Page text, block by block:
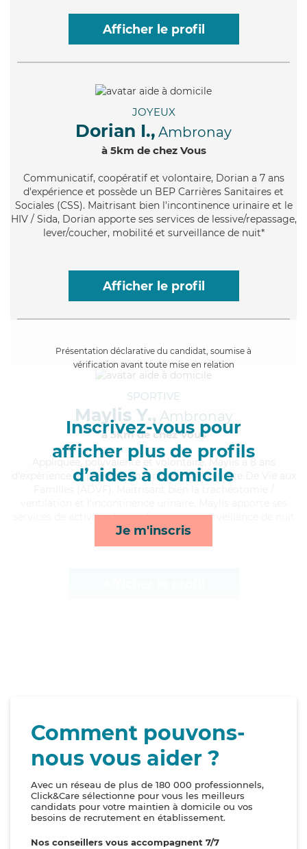
Afficher le profil
JOYEUX
Dorian I., Ambronay
à 5km de chez Vous
Communicatif, coopératif et volontaire, Dorian a 7 ans
d'expérience et possède un BEP Carrières Sanitaires et
Sociales (CSS). Maitrisant bien l'incontinence urinaire et le
HIV / Sida, Dorian apporte ses services de lessive/repassage,
lever/coucher, mobilité et surveillance de nuit*
Afficher le profil
Présentation déclarative du candidat, soumise à
vérification avant toute mise en relation
Inscrivez-vous pour
afficher plus de profils
d’aides à domicile
Je m'inscris
SPORTIVE
Maylis Y., Ambronay
à 5km de chez Vous
, polyvalente et volontaire, Maylis a 8 ans
d'expérience et possède un diplôme d'Assistante De Vie aux
services de activités, lessive/repassage, surveillance de nuit
et compagnie/loisirs*
Comment pouvons-
nous vous aider ?
Avec un réseau de plus de 180 000 professionnels,
Click&Care sélectionne pour vous les meilleurs
candidats pour votre maintien à domicile ou vos
besoins de recrutement en établissement.
Nos conseillers vous accompagnent 7/7